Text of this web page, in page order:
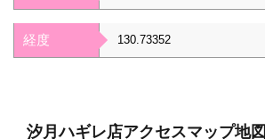
経度 130.73352
汐月ハギレ店アクセスマップ地図